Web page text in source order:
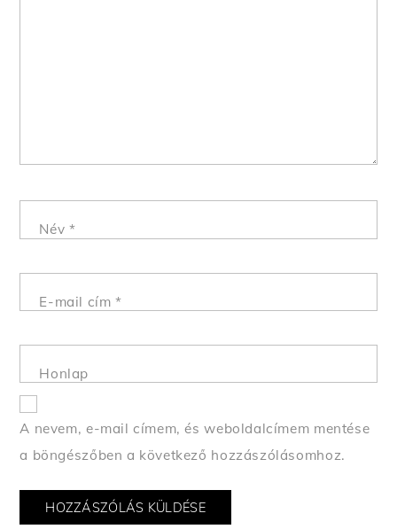
Név *
E-mail cím*
Honlap
A nevem, e-mail címem, és weboldalcímem mentése
a böngészőben a következő hozzászólásomhoz.